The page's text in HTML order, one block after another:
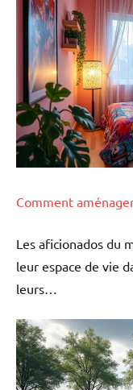
Comment
Les aficionados du
leur espace de vie
leurs…